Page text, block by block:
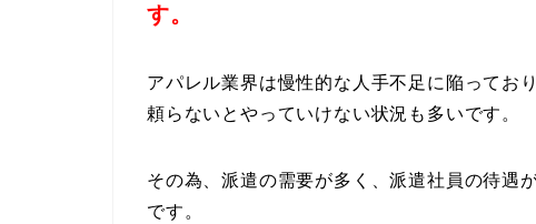
す。
アパレル業界は慢性的な人手不足に陥ってお
頼らないとやっていけない状況も多いです。
その為、派遣の需要が多く、派遣社員の待遇
です。